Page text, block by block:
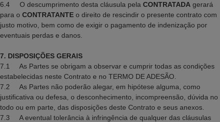
6.4 O descumprimento desta cláusula pela CONTRATADA gerará
para o CONTRATANTE o direito de rescindir o presente contrato com
justo motivo, bem como de exigir o pagamento de indenização por
eventuais perdas e danos.
7. DISPOSIÇÕES GERAIS
7.1 As Partes se obrigam a observar e cumprir todas as condições
estabelecidas neste Contrato e no TERMO DE ADESÃO.
7.2 As Partes não poderão alegar, em hipótese alguma, como
justificativa ou defesa, o desconhecimento, incompreensão, dúvida no
todo ou em parte, das disposições deste Contrato e seus anexos.
7.3 A eventual tolerância à infringência de qualquer das cláusulas